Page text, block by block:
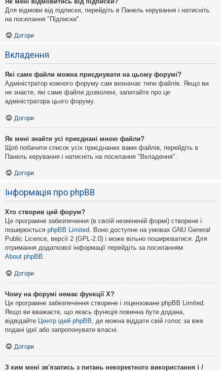
Для відмови від підписки, перейдіть в Панель керування і натисніть
на посилання "Підписки".
Догори
Вкладення
Які саме файли можна приєднувати на цьому форумі?
Адміністратор кожного форуму сам визначає типи файлів. Якщо ви
не знаєте, які саме файли дозволені, запитайте про це
адміністратора цього форуму.
Догори
Як мені знайти усі приєднані мною файли?
Щоб побачити список усіх приєднаних вами файлів, перейдіть в
Панель керування і натисніть на посилання "Вкладення".
Догори
Інформація про phpBB
Хто створив цей форум?
Це програмне забезпечення (в своїй незміненій формі) створене і
поширюється phpBB Limited. Воно доступне на умовах GNU General
Public Licence, версії 2 (GPL-2.0) і може вільно поширюватися. Для
отримання додаткової інформації перейдіть за посиланням
About phpBB.
Догори
Чому на форумі немає функції X?
Це програмне забезпечення створене і ліцензоване phpBB Limited.
Якщо ви вважаєте, що якась функція повинна бути додана,
відвідайте Центр ідей phpBB, де можна віддати свій голос за вже
подані ідеї або запропонувати власні.
Догори
З ким мені зв'язатись з питань некоректного використання і /